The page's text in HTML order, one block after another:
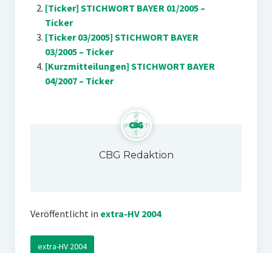
[Ticker] STICHWORT BAYER 01/2005 –
Ticker
[Ticker 03/2005] STICHWORT BAYER
03/2005 – Ticker
[Kurzmitteilungen] STICHWORT BAYER
04/2007 – Ticker
CBG Redaktion
Veröffentlicht in extra-HV 2004
extra-HV 2004